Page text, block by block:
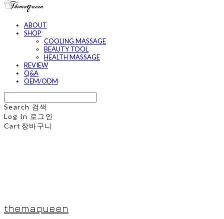
ABOUT
SHOP
COOLING MASSAGE
BEAUTY TOOL
HEALTH MASSAGE
REVIEW
Q&A
OEM/ODM
Search 검색
Log In 로그인
Cart 장바구니
themaqueen